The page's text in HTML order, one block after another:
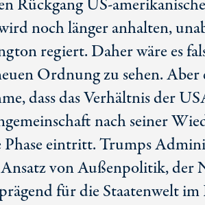
RückgangUS-
noch länger anhalten,
regiert. Daher wäre es
Ordnung zu sehen.
dass das Verhältnis der
nach seiner
Phase eintritt. Trumps
von Außenpolitik, der
für die Staatenwelt